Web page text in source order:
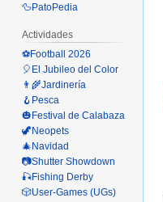
🦆PatoPedia
Actividades
⚽Football 2026
🎈El Jubileo del Color
👨‍🌾Jardinería
🪝Pesca
🎃Festival de Calabaza
🦖Neopets
🎄Navidad
📷Shutter Showdown
🎣Fishing Derby
🎲User-Games (UGs)